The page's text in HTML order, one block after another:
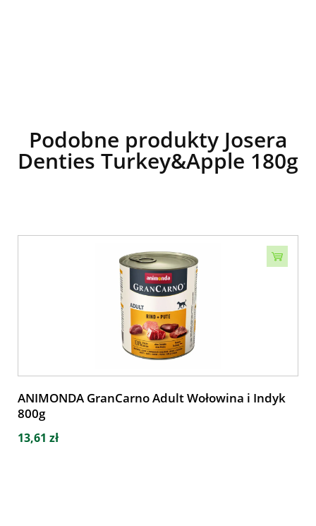
Podobne produkty Josera
Denties Turkey&Apple 180g
ANIMONDA GranCarno Adult Wołowina i Indyk
800g
13,61 zł